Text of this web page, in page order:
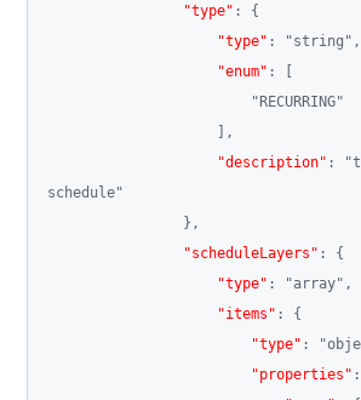
"type" :
{
"type" : "string" ,
"enum" :
[
"RECURRING"
] ,
"description" :
schedule"
} ,
"scheduleLayers" :
{
"type" : "array" ,
"items" :
{
"type" :
"properties" :